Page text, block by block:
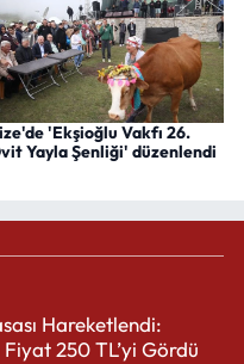
'Ekşioğlu Vakfı 26.
Yayla Şenliği' düzenlendi
Hareketlendi:
Fiyat 250 TL’yi Gördü